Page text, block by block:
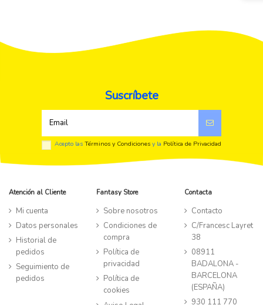
Suscríbete
Acepto lasTérminos y Condiciones y la Política de Privacidad
Atención al Cliente
Mi cuenta
Datos personales
Historial de
pedidos
Seguimiento de
pedidos
Fantasy Store
Sobre nosotros
Condiciones de
compra
Política de
privacidad
Política de
cookies
Contacta
Contacto
C/Francesc Layret
38
08911
BADALONA -
BARCELONA
(ESPAÑA)
930 111 770